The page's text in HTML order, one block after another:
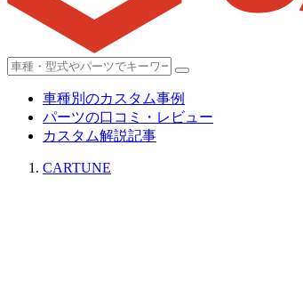
車種別のカスタム事例
パーツの口コミ・レビュー
カスタム解説記事
CARTUNE